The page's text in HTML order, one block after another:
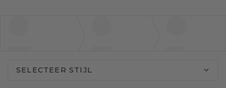
SELECTEER STIJL